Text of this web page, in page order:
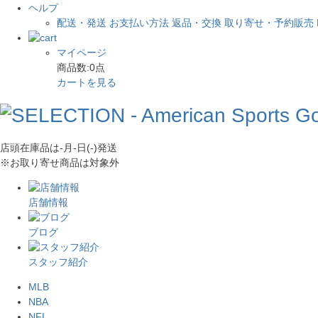
ヘルプ
配送・発送 お支払い方法 返品・交換 取り寄せ・予約販売
マイページ
商品数:0点
カートを見る
店頭在庫品は-月-日(-)発送
※お取り寄せ商品は対象外
店舗情報
ブログ
スタッフ紹介
MLB
NBA